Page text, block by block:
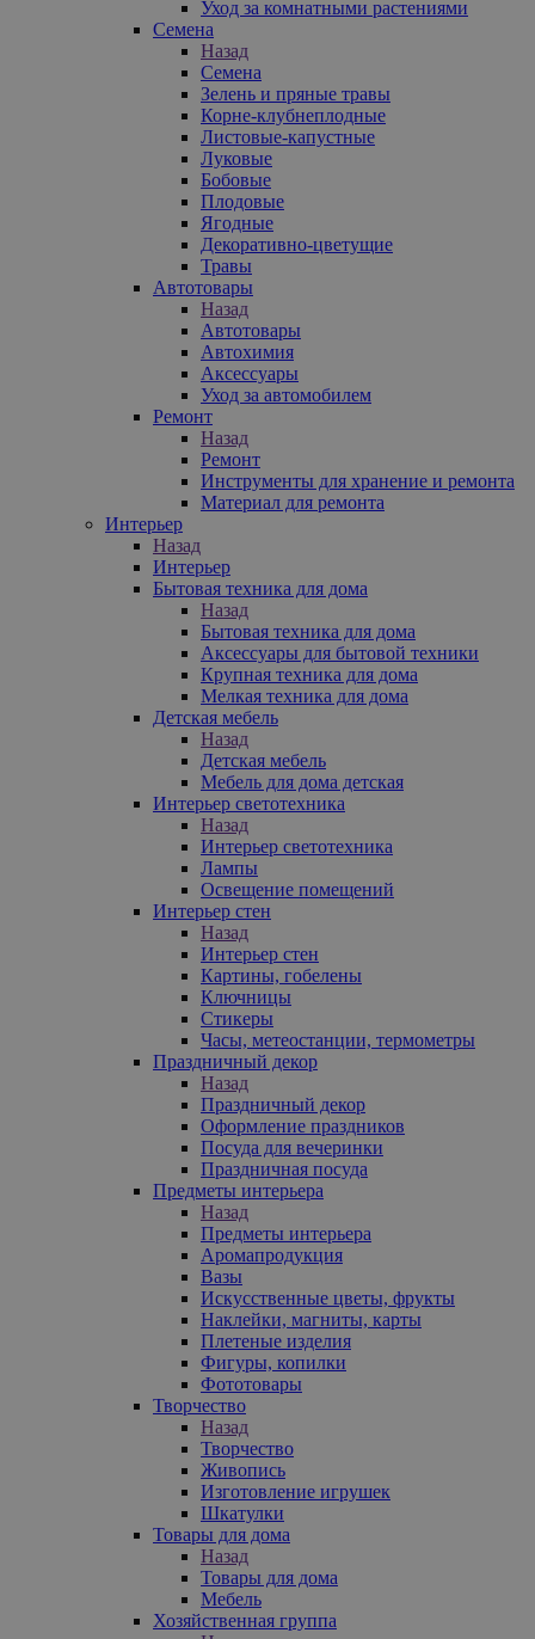
Уход за комнатными растениями
Семена
Назад
Семена
Зелень и пряные травы
Корне-клубнеплодные
Листовые-капустные
Луковые
Бобовые
Плодовые
Ягодные
Декоративно-цветущие
Травы
Автотовары
Назад
Автотовары
Автохимия
Аксессуары
Уход за автомобилем
Ремонт
Назад
Ремонт
Инструменты для хранение и ремонта
Материал для ремонта
Интерьер
Назад
Интерьер
Бытовая техника для дома
Назад
Бытовая техника для дома
Аксессуары для бытовой техники
Крупная техника для дома
Мелкая техника для дома
Детская мебель
Назад
Детская мебель
Мебель для дома детская
Интерьер светотехника
Назад
Интерьер светотехника
Лампы
Освещение помещений
Интерьер стен
Назад
Интерьер стен
Картины, гобелены
Ключницы
Стикеры
Часы, метеостанции, термометры
Праздничный декор
Назад
Праздничный декор
Оформление праздников
Посуда для вечеринки
Праздничная посуда
Предметы интерьера
Назад
Предметы интерьера
Аромапродукция
Вазы
Искусственные цветы, фрукты
Наклейки, магниты, карты
Плетеные изделия
Фигуры, копилки
Фототовары
Творчество
Назад
Творчество
Живопись
Изготовление игрушек
Шкатулки
Товары для дома
Назад
Товары для дома
Мебель
Хозяйственная группа